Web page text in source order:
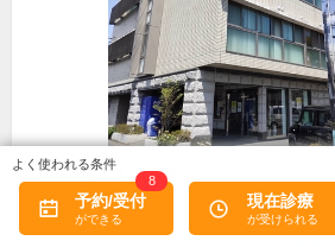
所在地・電話番号
宇宿駅
予約/受付
8
現在診療